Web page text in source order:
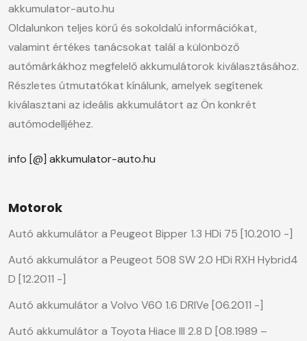
akkumulator-auto.hu
Oldalunkon teljes körű és sokoldalú információkat,
valamint értékes tanácsokat talál a különböző
autómárkákhoz megfelelő akkumulátorok kiválasztásához.
Részletes útmutatókat kínálunk, amelyek segítenek
kiválasztani az ideális akkumulátort az Ön konkrét
autómodelljéhez.
info [@] akkumulator-auto.hu
Motorok
Autó akkumulátor a Peugeot Bipper 1.3 HDi 75 [10.2010 -]
Autó akkumulátor a Peugeot 508 SW 2.0 HDi RXH Hybrid4
D [12.2011 -]
Autó akkumulátor a Volvo V60 1.6 DRIVe [06.2011 -]
Autó akkumulátor a Toyota Hiace III 2.8 D [08.1989 –